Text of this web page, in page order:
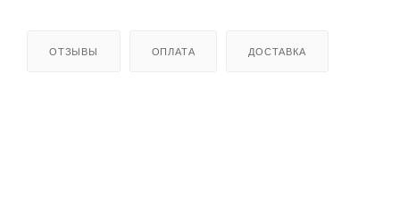
ОТЗЫВЫ ОПЛАТА ДОСТАВКА